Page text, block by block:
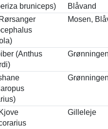
bruniceps)
Blåvand
Mosen,
(Anthus
Gilleleje